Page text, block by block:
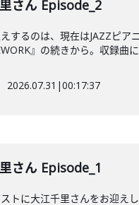
さん Episode_2
するのは、現在はJAZZピア
』の続きから。収録曲
2026.07.31 |00:17:37
さん Episode_1
トに大江千里さんをお迎え